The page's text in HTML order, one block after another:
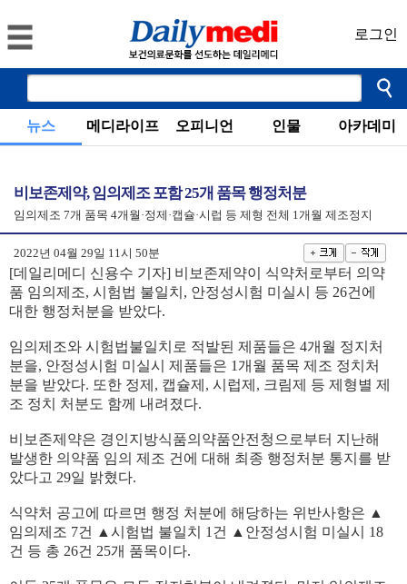
로그인
뉴스 메디라이프 오피니언 인물 아카데미
비보존제약, 임의제조 포함 25개 품목 행정처분
임의제조 7개 품목 4개월·정제·캡슐·시럽 등 제형 전체 1개월 제조정지
2022년 04월 29일 11시 50분
[데일리메디 신용수 기자] 비보존제약이 식약처로부터 의약
품 임의제조, 시험법 불일치, 안정성시험 미실시 등 26건에
대한 행정처분을 받았다.
임의제조와 시험법불일치로 적발된 제품들은 4개월 정지처
분을, 안정성시험 미실시 제품들은 1개월 품목 제조 정치처
분을 받았다. 또한 정제, 캡슐제, 시럽제, 크림제 등 제형별 제
조 정치 처분도 함께 내려졌다.
비보존제약은 경인지방식품의약품안전청으로부터 지난해
발생한 의약품 임의 제조 건에 대해 최종 행정처분 통지를 받
았다고 29일 밝혔다.
식약처 공고에 따르면 행정 처분에 해당하는 위반사항은 ▲
임의제조 7건 ▲시험법 불일치 1건 ▲안정성시험 미실시 18
건 등 총 26건 25개 품목이다.